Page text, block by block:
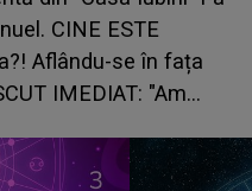
ESTE
se în fața
"Am